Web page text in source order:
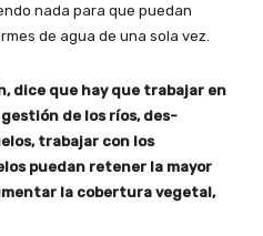
nada para que puedan
de agua de una sola vez.
dice que hay que trabajar en
de los ríos, des-
trabajar con los
puedan retener la mayor
la cobertura vegetal,